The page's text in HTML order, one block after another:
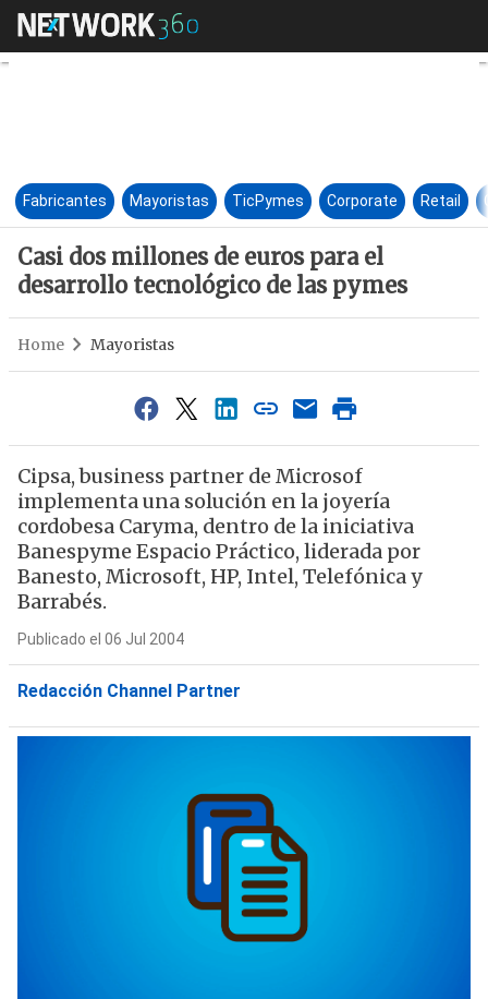
Casi dos millones de euros
Fabricantes Mayoristas TicPymes Corporate Retail
Casi dos millones de euros para el
desarrollo tecnológico de las pymes
Home Mayoristas
Cipsa, business partner de Microsof
implementa una solución en la joyería
cordobesa Caryma, dentro de la iniciativa
Banespyme Espacio Práctico, liderada por
Banesto, Microsoft, HP, Intel, Telefónica y
Barrabés.
Publicado el 06 Jul 2004
Redacción Channel Partner